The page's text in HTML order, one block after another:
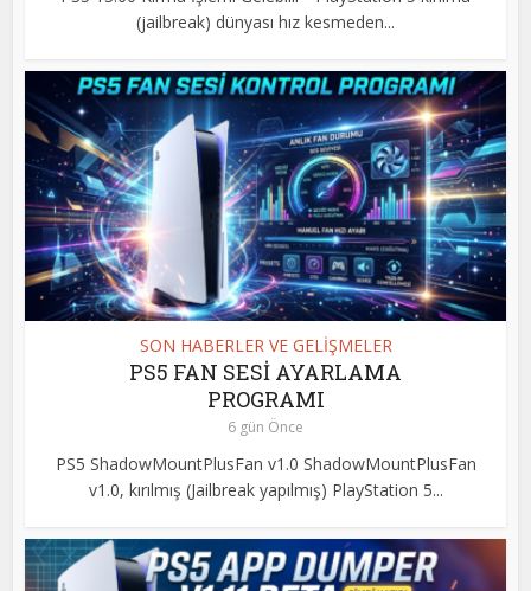
(jailbreak) dünyası hız kesmeden...
SON HABERLER VE GELİŞMELER
PS5 FAN SESİ AYARLAMA
PROGRAMI
6 gün Önce
PS5 ShadowMountPlusFan v1.0 ShadowMountPlusFan
v1.0, kırılmış (Jailbreak yapılmış) PlayStation 5...